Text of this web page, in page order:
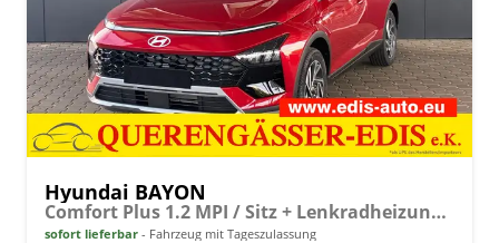
Hyundai BAYON
Comfort Plus 1.2 MPI / Sitz + Lenkradheizung PDC V&H Kamera LED Tempomat Keyless Alu 16"
sofort lieferbar Fahrzeug mit Tageszulassung